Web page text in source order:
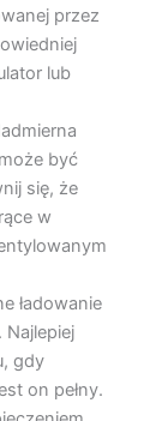
przez
lub
być
się, że
w
ładowanie
gdy
on pełny.